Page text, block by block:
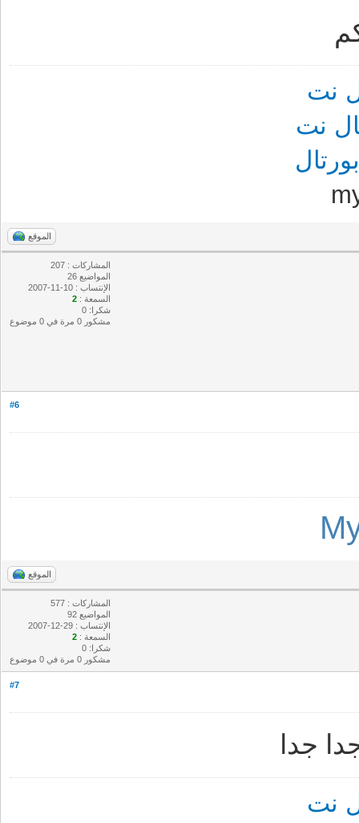
نت
نت
الموقع
المشاركات : 207
المواضيع 26
الإنتساب : 10-11-2007
السمعة :2
شكرا: 0
مشكور 0 مرة في 0 موضوع
#6
الموقع
المشاركات : 577
المواضيع 92
الإنتساب : 29-12-2007
السمعة :2
شكرا: 0
مشكور 0 مرة في 0 موضوع
#7
جدا
نت